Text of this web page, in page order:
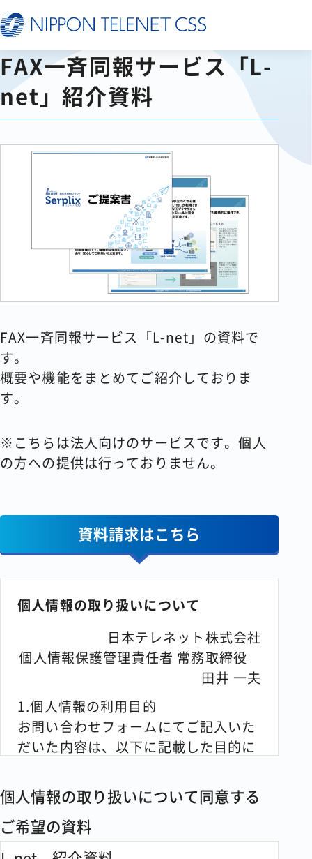
FAX一斉同報サービス「L-
net」紹介資料
FAX一斉同報サービス「L-net」の資料で
す。
概要や機能をまとめてご紹介しておりま
す。
※こちらは法人向けのサービスです。個人
の方への提供は行っておりません。
資料請求はこちら
個人情報の取り扱いについて
日本テレネット株式会社
個人情報保護管理責任者 常務取締役
田井 一夫
1.個人情報の利用目的
お問い合わせフォームにてご記入いた
だいた内容は、以下に記載した目的に
・当社サービスに関するご案内などの
営業行為
・当社サービスに対するお問い合わせ
個人情報の取り扱いについて同意する
ご希望の資料